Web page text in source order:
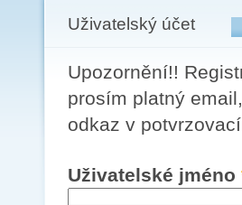
You are here
Uživatelský účet
Primary tabs
Upozornění!!
prosím platný
odkaz v
Uživatelské jméno